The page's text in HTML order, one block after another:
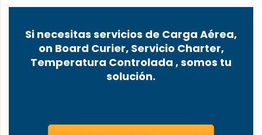
Si necesitas servicios de Carga Aérea,
on Board Curier, Servicio Charter,
Temperatura Controlada , somos tu
solución.